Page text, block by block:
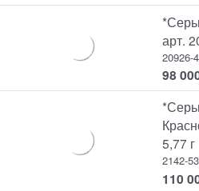
арт.
20926-
98
5,77 г
2142-
110